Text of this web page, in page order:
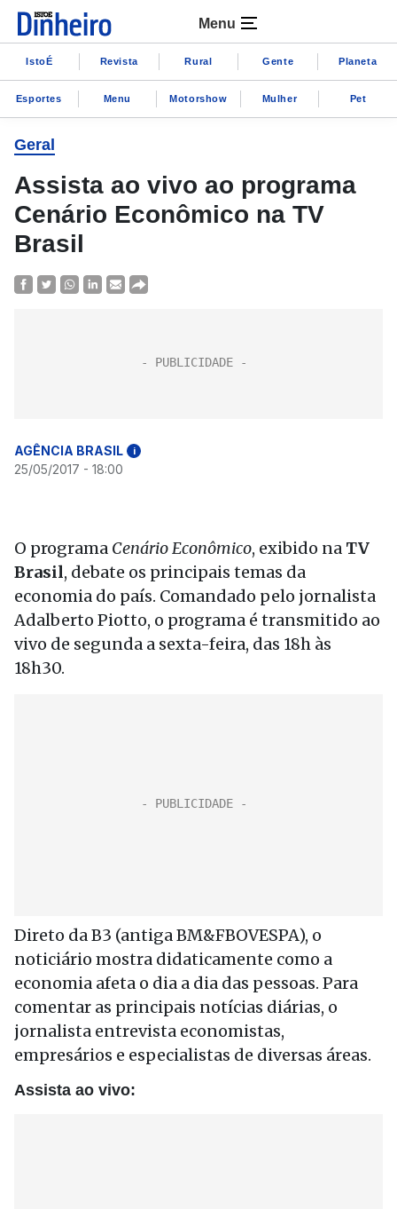
Menu
IstoÉ Revista Rural Gente Planeta
Esportes Menu Motorshow Mulher Pet
Geral
Assista ao vivo ao programa
Cenário Econômico na TV
Brasil
AGÊNCIA BRASIL i
25/05/2017 - 18:00
O programa Cenário Econômico, exibido na TV
Brasil, debate os principais temas da
economia do país. Comandado pelo jornalista
Adalberto Piotto, o programa é transmitido ao
vivo de segunda a sexta-feira, das 18h às
18h30.
Direto da B3 (antiga BM&FBOVESPA), o
noticiário mostra didaticamente como a
economia afeta o dia a dia das pessoas. Para
comentar as principais notícias diárias, o
jornalista entrevista economistas,
empresários e especialistas de diversas áreas.
Assista ao vivo: